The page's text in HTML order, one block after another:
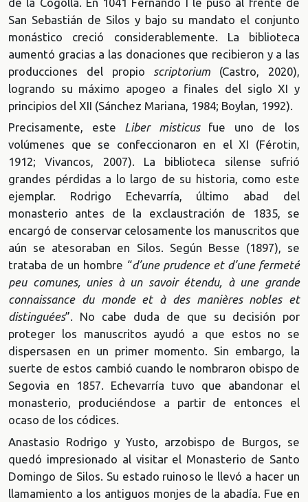
San Sebastián de Silos y bajo su mandato el conjunto
monástico creció considerablemente. La biblioteca
aumentó gracias a las donaciones que recibieron y a las
producciones del propio scriptorium (Castro, 2020),
logrando su máximo apogeo a finales del siglo XI y
principios del XII (Sánchez Mariana, 1984; Boylan, 1992).
Precisamente, este Liber misticusfue uno de los
volúmenes que se confeccionaron en el XI (Férotin,
1912; Vivancos, 2007). La biblioteca silense sufrió
grandes pérdidas a lo largo de su historia, como este
ejemplar. Rodrigo Echevarría, último abad del
monasterio antes de la exclaustración de 1835, se
encargó de conservar celosamente los manuscritos que
aún se atesoraban en Silos. Según Besse (1897), se
trataba de un hombre “d’une prudence et d’une fermeté
peu comunes, unies à un savoir étendu, à une grande
connaissance du monde et à des manières nobles et
distinguées”. No cabe duda de que su decisión por
proteger los manuscritos ayudó a que estos no se
dispersasen en un primer momento. Sin embargo, la
suerte de estos cambió cuando le nombraron obispo de
Segovia en 1857. Echevarría tuvo que abandonar el
monasterio, produciéndose a partir de entonces el
ocaso de los códices.
Anastasio Rodrigo y Yusto, arzobispo de Burgos, se
quedó impresionado al visitar el Monasterio de Santo
Domingo de Silos. Su estado ruinoso le llevó a hacer un
llamamiento a los antiguos monjes de la abadía. Fue en